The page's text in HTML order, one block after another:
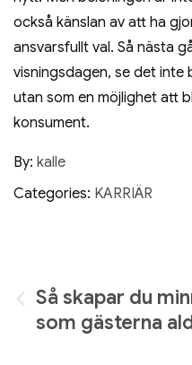
också känslan av att ha
ansvarsfullt val. Så nästa
visningsdagen, se det inte
utan som en möjlighet att
konsument.
By: kalle
Categories: KARRIÄR
Så skapar du
som gästerna